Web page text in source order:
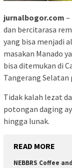
jurnalbogor.com –
dan bercitarasa
yang bisa menjadi
masakan Manado
bisa ditemukan di
Tangerang Selatan
Tidak kalah lezat
potongan daging
hingga lunak.
READ MORE
NEBBRS Coffee